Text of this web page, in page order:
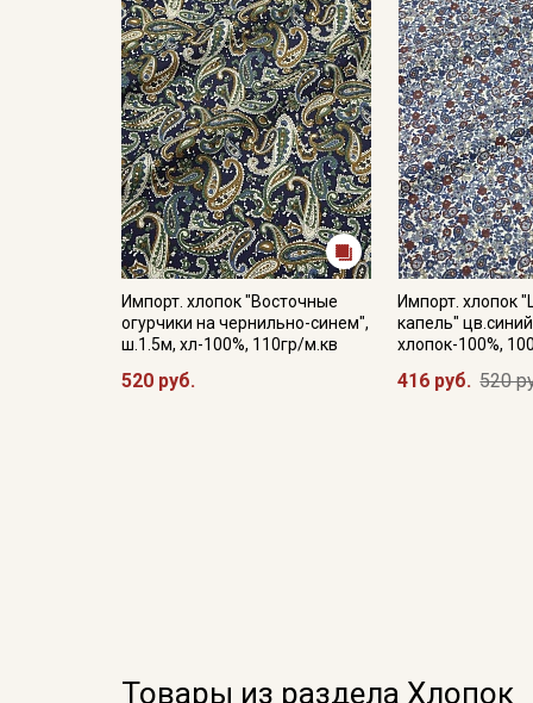
Импорт. хлопок "Восточные
огурчики на чернильно-синем",
ш.1.5м, хл-100%, 110гр/м.кв
520 руб.
Импорт. хлопок
капель"
хлопок-100%,
416 руб. 520
Товары из раздела Хлопок